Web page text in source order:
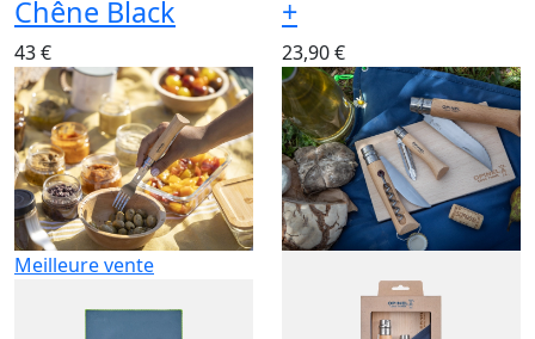
Chêne Black
43 €
+
23,90 €
Meilleure vente